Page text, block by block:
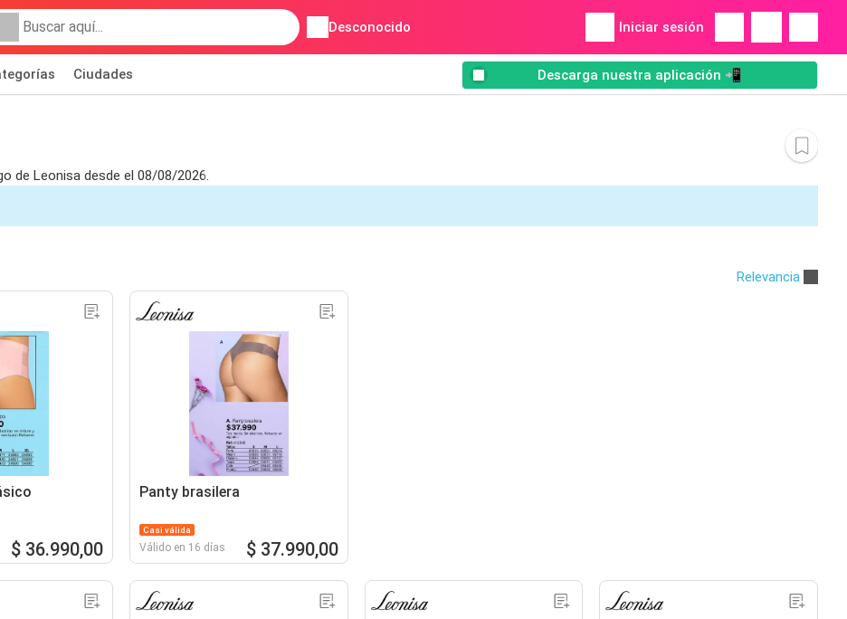
Desconocido Iniciar sesión
Ciudades Descarga nuestra aplicación 📲
de Leonisa desde el 08/08/2026.
Relevancia
$ 36.990,00
Panty brasilera
Casi válida
Válido en 16 días $ 37.990,00